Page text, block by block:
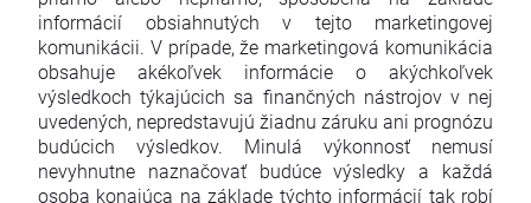
informácií obsiahnutých v tejto marketingovej
komunikácii. V prípade, že marketingová komunikácia
obsahuje akékoľvek informácie o akýchkoľvek
výsledkoch týkajúcich sa finančných nástrojov v nej
uvedených, nepredstavujú žiadnu záruku ani prognózu
budúcich výsledkov. Minulá výkonnosť nemusí
nevyhnutne naznačovať budúce výsledky a každá
osoba konajúca na základe týchto informácií tak robí